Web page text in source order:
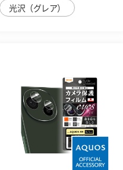
光沢（グレア）